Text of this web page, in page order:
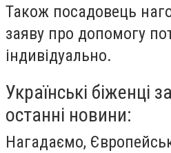
Також посадовець
заяву про допомогу
індивідуально.
Українські біженці
останні новини:
Нагадаємо,